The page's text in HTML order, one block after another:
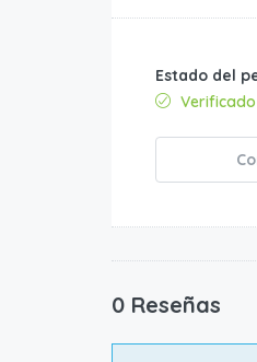
Estado del
Verificado
0 Reseñas